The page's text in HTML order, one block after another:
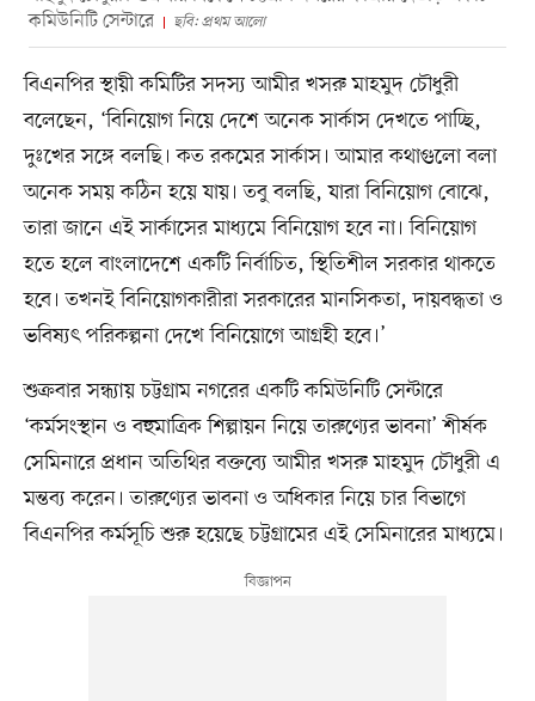
কমিউনিটি সেন্টারে
ছবি: প্রথম আলো
বিএনপির স্থায়ী কমিটির সদস্য আমীর খসরু মাহমুদ চৌধুরী
বলেছেন, ‘বিনিয়োগ নিয়ে দেশে অনেক সার্কাস দেখতে পাচ্ছি,
দুঃখের সঙ্গে বলছি। কত রকমের সার্কাস। আমার কথাগুলো বলা
অনেক সময় কঠিন হয়ে যায়। তবু বলছি, যারা বিনিয়োগ বোঝে,
তারা জানে এই সার্কাসের মাধ্যমে বিনিয়োগ হবে না। বিনিয়োগ
হতে হলে বাংলাদেশে একটি নির্বাচিত, স্থিতিশীল সরকার থাকতে
হবে। তখনই বিনিয়োগকারীরা সরকারের মানসিকতা, দায়বদ্ধতা ও
ভবিষ্যৎ পরিকল্পনা দেখে বিনিয়োগে আগ্রহী হবে।’
শুক্রবার সন্ধ্যায় চট্টগ্রাম নগরের একটি কমিউনিটি সেন্টারে
‘কর্মসংস্থান ও বহুমাত্রিক শিল্পায়ন নিয়ে তারুণ্যের ভাবনা’ শীর্ষক
সেমিনারে প্রধান অতিথির বক্তব্যে আমীর খসরু মাহমুদ চৌধুরী এ
মন্তব্য করেন। তারুণ্যের ভাবনা ও অধিকার নিয়ে চার বিভাগে
বিএনপির কর্মসূচি শুরু হয়েছে চট্টগ্রামের এই সেমিনারের মাধ্যমে।